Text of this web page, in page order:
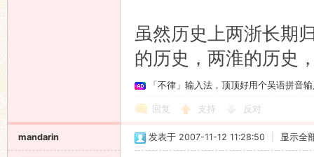
虽然历史上两浙长期
的历史，两淮的历史
「不律」输入法，顶顶好用个吴语拼音
回复 支持 反对
mandarin 发表于 2007-11-12 11:28:50 显示全